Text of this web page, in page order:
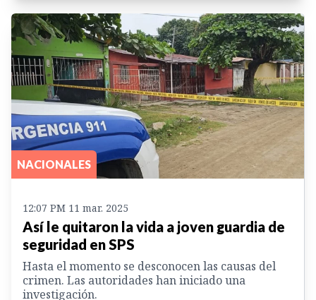
NACIONALES
12:07 PM 11 mar. 2025
Así le quitaron la vida a joven guardia de
seguridad en SPS
Hasta el momento se desconocen las causas del
crimen. Las autoridades han iniciado una
investigación.